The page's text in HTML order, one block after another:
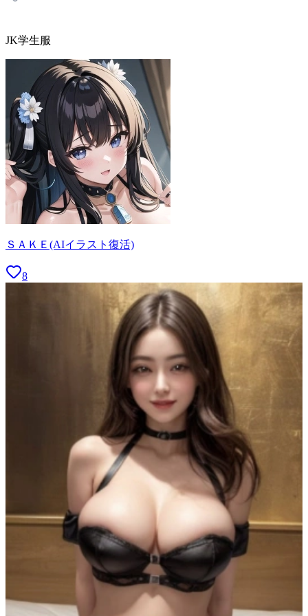
JK学生服
ＳＡＫＥ(AIイラスト復活)
8